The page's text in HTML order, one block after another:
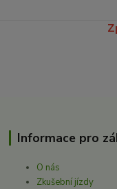
Informace pro
O nás
Zkušební jízdy